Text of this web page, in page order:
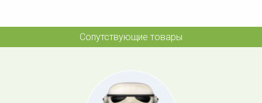
Сопутствующие товары